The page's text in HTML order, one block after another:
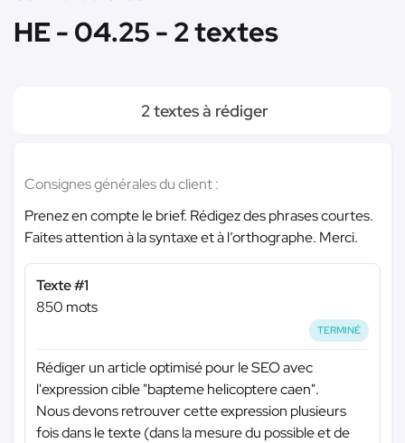
HE - 04.25 - 2 textes
2 textes à rédiger
Consignes générales du client :
Prenez en compte le brief. Rédigez des phrases courtes.
Faites attention à la syntaxe et à l’orthographe. Merci.
Texte #1
850 mots
TERMINÉ
Rédiger un article optimisé pour le SEO avec
l'expression cible "bapteme helicoptere caen".
Nous devons retrouver cette expression plusieurs
fois dans le texte (dans la mesure du possible et de